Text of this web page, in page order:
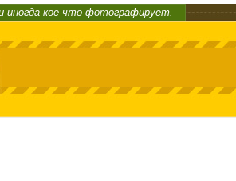
иногда кое-что фотографирует.